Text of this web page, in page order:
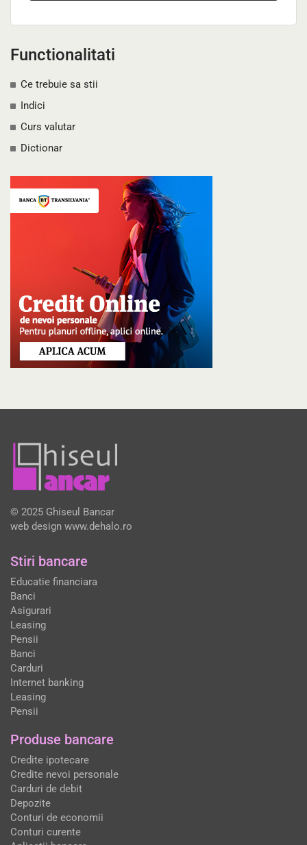
Functionalitati
Ce trebuie sa stii
Indici
Curs valutar
Dictionar
© 2025 Ghiseul Bancar
web design www.dehalo.ro
Stiri bancare
Educatie financiara
Banci
Asigurari
Leasing
Pensii
Banci
Carduri
Internet banking
Leasing
Pensii
Produse bancare
Credite ipotecare
Credite nevoi personale
Carduri de debit
Depozite
Conturi de economii
Conturi curente